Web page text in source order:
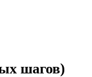
шагов)